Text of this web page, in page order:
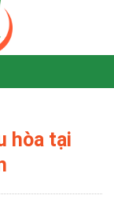
hòa tại